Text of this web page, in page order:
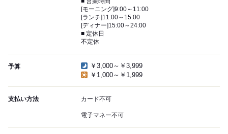
[モーニング]9:00～11:00
[ランチ]11:00～15:00
[ディナー]15:00～24:00
■ 定休日
不定休
予算
￥3,000～￥3,999
￥1,000～￥1,999
支払い方法 カード不可
電子マネー不可